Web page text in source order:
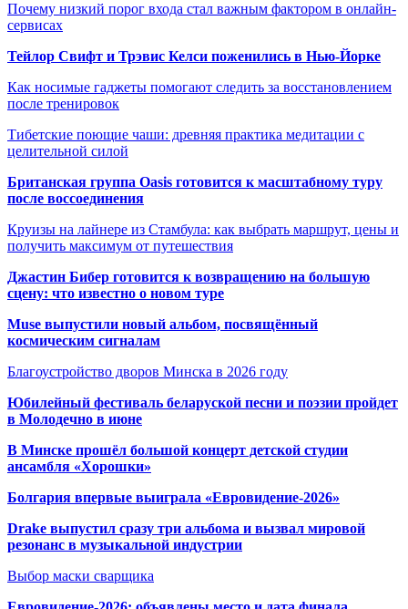
Почему низкий порог входа стал важным фактором в онлайн-
сервисах
Тейлор Свифт и Трэвис Келси поженились в Нью-Йорке
Как носимые гаджеты помогают следить за восстановлением
после тренировок
Тибетские поющие чаши: древняя практика медитации с
целительной силой
Британская группа Oasis готовится к масштабному туру
после воссоединения
Круизы на лайнере из Стамбула: как выбрать маршрут, цены и
получить максимум от путешествия
Джастин Бибер готовится к возвращению на большую
сцену: что известно о новом туре
Muse выпустили новый альбом, посвящённый
космическим сигналам
Благоустройство дворов Минска в 2026 году
Юбилейный фестиваль беларуской песни и поэзии пройдет
в Молодечно в июне
В Минске прошёл большой концерт детской студии
ансамбля «Хорошки»
Болгария впервые выиграла «Евровидение-2026»
Drake выпустил сразу три альбома и вызвал мировой
резонанс в музыкальной индустрии
Выбор маски сварщика